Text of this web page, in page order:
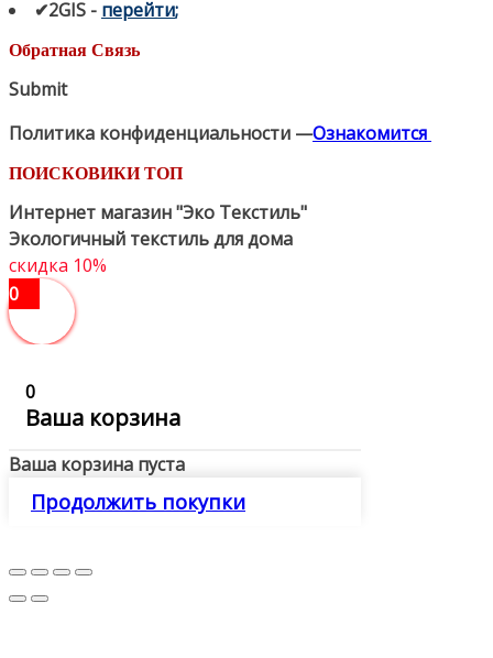
✔2GIS - перейти;
Обратная Связь
Submit
Политика конфиденциальности —Ознакомится
ПОИСКОВИКИ ТОП
Интернет магазин "Эко Текстиль"
Экологичный текстиль для дома
скидка 10%
0
0
Ваша корзина
Ваша корзина пуста
Продолжить покупки